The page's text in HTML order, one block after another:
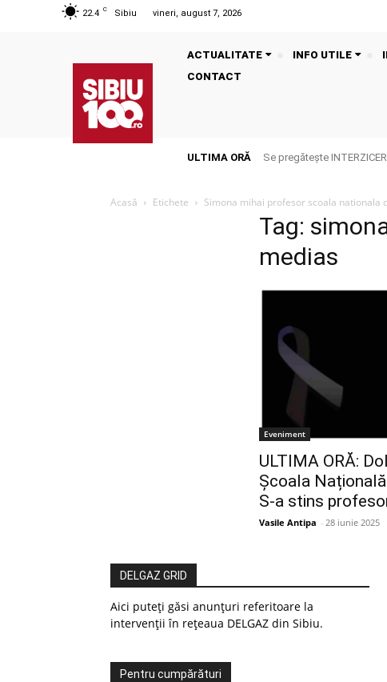
22.4 C Sibiu vineri, august 7, 2026
ACTUALITATE INFO UTILE
CONTACT
ULTIMA ORĂ Se pregătește
Acasă Etichete Simona mihai profesor scoala nationala
Tag:
medias
Eveniment
ULTIMA ORĂ:
Școala
S-a stins
Vasile Antipa - 28 iunie 2025
DELGAZ GRID
Aici puteți găsi anunțuri referitoare la
intervenții în rețeaua DELGAZ din Sibiu.
Pentru cumpărături